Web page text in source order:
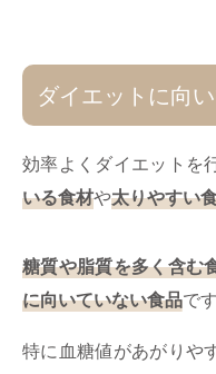
ダイエットに向
効率よくダイエットを
いる食材や太りやすい
糖質や脂質を多く含む
に向いていない食品です
特に血糖値があがりや